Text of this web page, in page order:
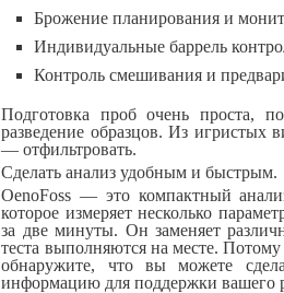
Брожение планирования и
Индивидуальные баррель
Контроль смешивания и
Подготовка проб очень проста,
разведение образцов. Из игристых
— отфильтровать.
Сделать анализ удобным и быстрым.
OenoFoss — это компактный
которое измеряет несколько
за две минуты. Он заменяет
теста выполняются на месте.
обнаружите, что вы можете
информацию для поддержки вашего